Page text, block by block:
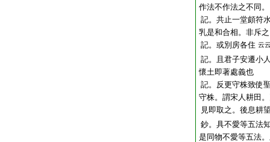
作法不作法之不同
記。共止一堂頗符
乳是和合相。非斥
記。或別房各住 云
記。且君子安遷小
懷土即著處義也
記。反更守株致使
守株。謂宋人耕田
見即取之。後息耕
鈔。具不愛等五法
是同物不愛等五法